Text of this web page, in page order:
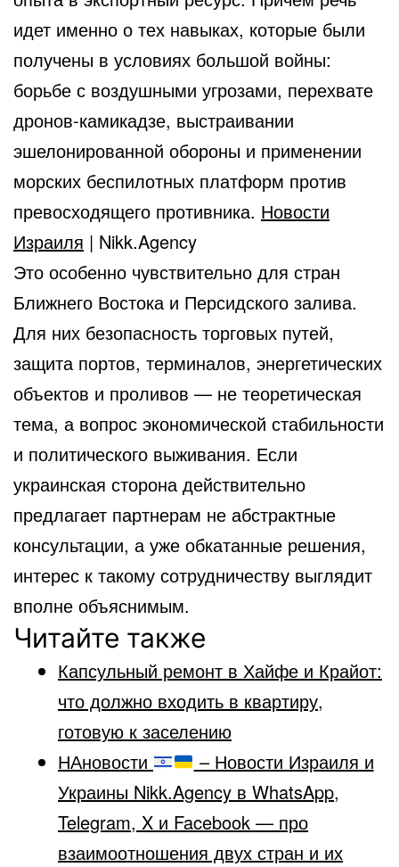
идет именно о тех навыках, которые были
получены в условиях большой войны:
борьбе с воздушными угрозами, перехвате
дронов-камикадзе, выстраивании
эшелонированной обороны и применении
морских беспилотных платформ против
превосходящего противника. Новости
Израиля | Nikk.Agency
Это особенно чувствительно для стран
Ближнего Востока и Персидского залива.
Для них безопасность торговых путей,
защита портов, терминалов, энергетических
объектов и проливов — не теоретическая
тема, а вопрос экономической стабильности
и политического выживания. Если
украинская сторона действительно
предлагает партнерам не абстрактные
консультации, а уже обкатанные решения,
интерес к такому сотрудничеству выглядит
вполне объяснимым.
Читайте также
Капсульный ремонт в Хайфе и Крайот:
что должно входить в квартиру,
готовую к заселению
НАновости
– Новости Израиля и
Украины Nikk.Agency в WhatsApp,
Telegram, X и Facebook — про
взаимоотношения двух стран и их